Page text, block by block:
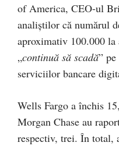
of America, CEO-ul
analiștilor că numărul
aproximativ 100.000
„continuă să scadă”
serviciilor bancare
Wells Fargo a închis
Morgan Chase au
respectiv, trei. În total,